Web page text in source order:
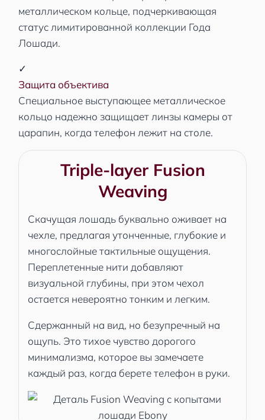
металлическом кольце, подчеркивающая
статус лимитированной коллекции Года
Лошади.
✓
Защита объектива
Специальное выступающее металлическое
кольцо надежно защищает линзы камеры от
царапин, когда телефон лежит на столе.
Triple-layer Fusion
Weaving
Скачущая лошадь буквально оживает на
чехле, предлагая утонченные, глубокие и
многослойные тактильные ощущения.
Переплетенные нити добавляют
визуальной глубины, при этом чехол
остается невероятно тонким и легким.
Сдержанный на вид, но безупречный на
ощупь. Это тихое чувство дорогого
минимализма, которое вы замечаете
каждый раз, когда берете телефон в руки.